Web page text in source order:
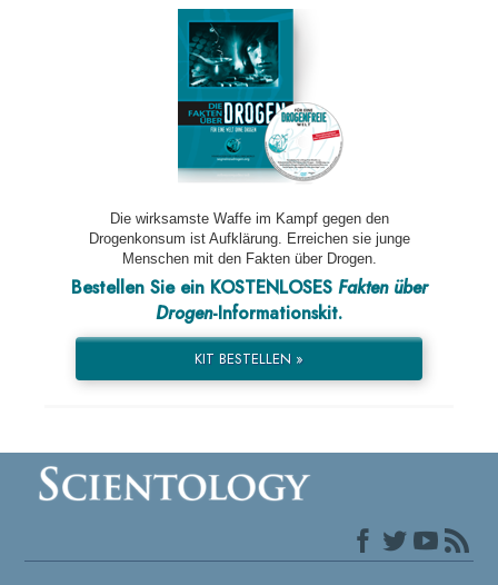
Die wirksamste Waffe im Kampf gegen den
Drogenkonsum ist Aufklärung. Erreichen sie junge
Menschen mit den Fakten über Drogen.
Bestellen Sie ein KOSTENLOSES Fakten über
Drogen-Informationskit.
KIT BESTELLEN »